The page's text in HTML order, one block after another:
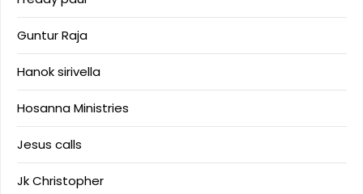
Guntur Raja
Hanok sirivella
Hosanna Ministries
Jesus calls
Jk Christopher